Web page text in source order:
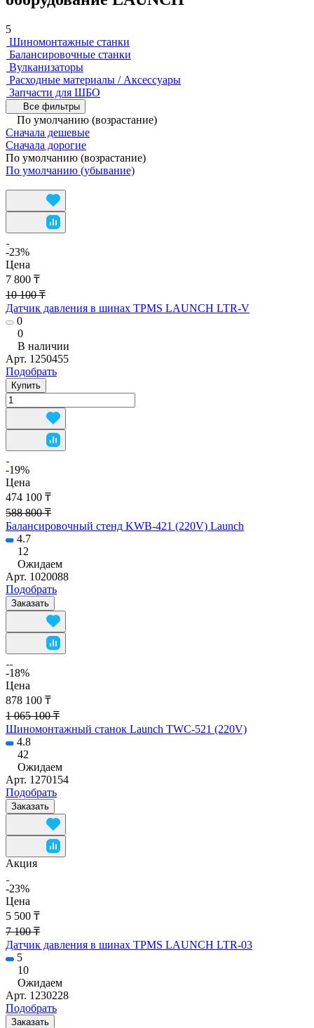
5
Шиномонтажные станки
Балансировочные станки
Вулканизаторы
Расходные материалы / Аксессуары
Запчасти для ШБО
Все фильтры
По умолчанию (возрастание)
Сначала дешевые
Сначала дорогие
По умолчанию (возрастание)
По умолчанию (убывание)
-23%
Цена
7 800 ₸
10 100 ₸
Датчик давления в шинах TPMS LAUNCH LTR-V
0
0
В наличии
Арт. 1250455
Подобрать
Купить
-19%
Цена
474 100 ₸
588 800 ₸
Балансировочный стенд KWB-421 (220V) Launch
4.7
12
Ожидаем
Арт. 1020088
Подобрать
Заказать
-18%
Цена
878 100 ₸
1 065 100 ₸
Шиномонтажный станок Launch TWC-521 (220V)
4.8
42
Ожидаем
Арт. 1270154
Подобрать
Заказать
Акция
-23%
Цена
5 500 ₸
7 100 ₸
Датчик давления в шинах TPMS LAUNCH LTR-03
5
10
Ожидаем
Арт. 1230228
Подобрать
Заказать